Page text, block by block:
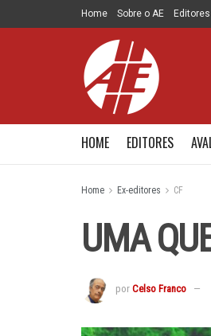
Home Sobre o AE Editores
HOME EDITORES
Home Ex-editores CF
UMA
por Celso Franco